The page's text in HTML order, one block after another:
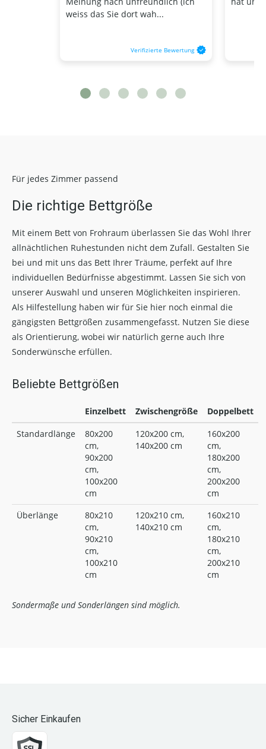
weiss das Sie dort wah...
Verifizierte Bewertung
Für jedes Zimmer passend
Die richtige Bettgröße
Mit einem Bett von Frohraum überlassen Sie das Wohl Ihrer
allnächtlichen Ruhestunden nicht dem Zufall. Gestalten Sie
bei und mit uns das Bett Ihrer Träume, perfekt auf Ihre
individuellen Bedürfnisse abgestimmt. Lassen Sie sich von
unserer Auswahl und unseren Möglichkeiten inspirieren.
Als Hilfestellung haben wir für Sie hier noch einmal die
gängigsten Bettgrößen zusammengefasst. Nutzen Sie diese
als Orientierung, wobei wir natürlich gerne auch Ihre
Sonderwünsche erfüllen.
Beliebte Bettgrößen
Einzelbett Zwischengröße
Doppelbett
Standardlänge
80x200
cm,
90x200
cm,
100x200
cm
120x200 cm,
140x200 cm
160x200
cm,
180x200
cm,
200x200
cm
Überlänge
80x210
cm,
90x210
cm,
100x210
cm
120x210 cm,
140x210 cm
160x210
cm,
180x210
cm,
200x210
cm
Sondermaße und Sonderlängen sind möglich.
Sicher Einkaufen